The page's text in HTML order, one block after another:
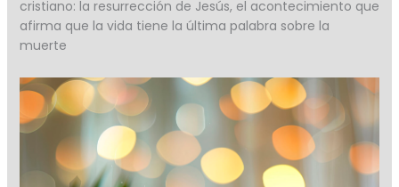
cristiano: la resurrección de Jesús, el acontecimiento que
afirma que la vida tiene la última palabra sobre la
muerte